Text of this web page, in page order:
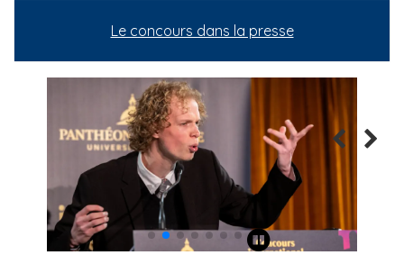
Le concours dans la presse